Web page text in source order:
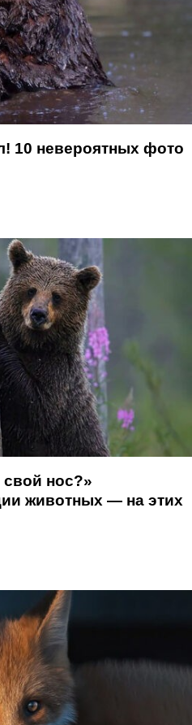
10 невероятных фото
нос?»
животных — на этих